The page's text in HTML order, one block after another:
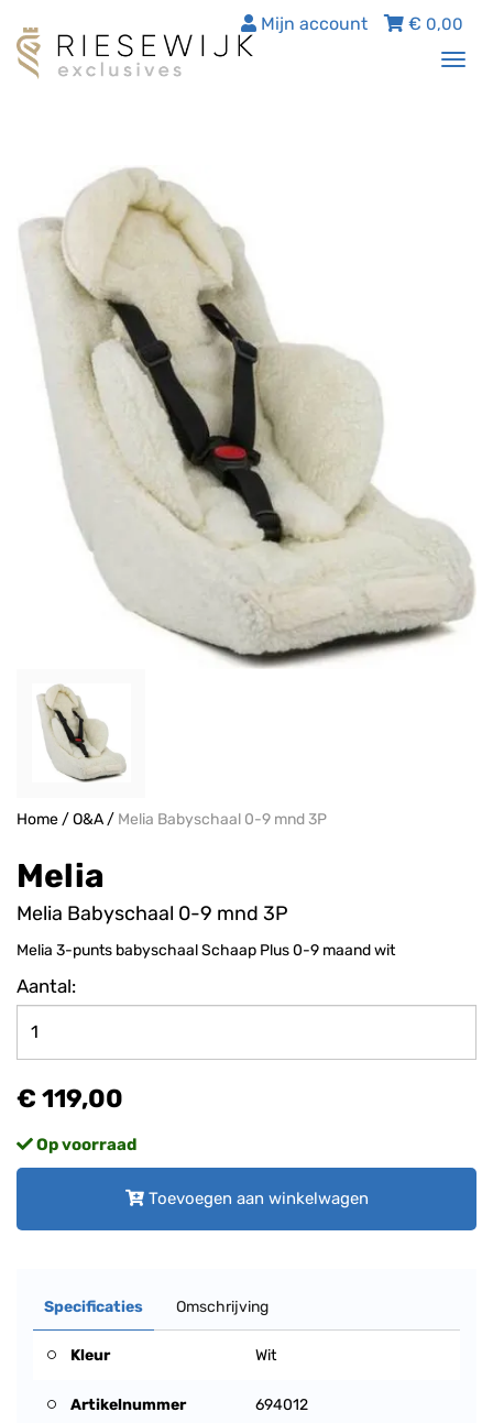
€ 0,00
Mijn account
Home/O&A/ Melia Babyschaal 0-9 mnd 3P
Melia
Melia Babyschaal 0-9 mnd 3P
Melia 3-punts babyschaal Schaap Plus 0-9 maand wit
Aantal:
€ 119,00
Op voorraad
Toevoegen aan winkelwagen
Specificaties Omschrijving
Kleur Wit
Artikelnummer 694012